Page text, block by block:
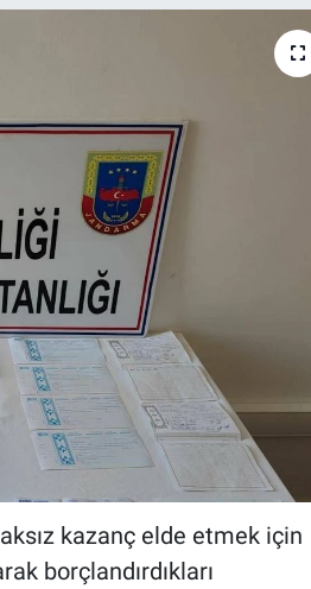
kazanç elde etmek için
borçlandırdıkları